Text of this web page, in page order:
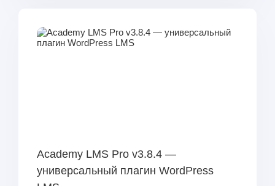
Academy LMS Pro v3.8.4 —
универсальный плагин WordPress